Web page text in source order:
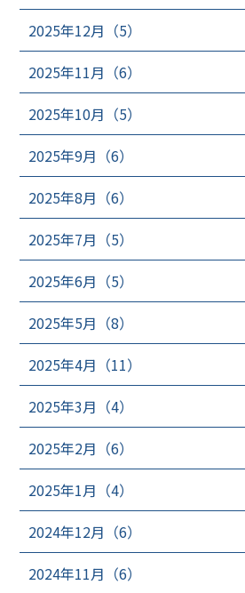
2025年12月（5）
2025年11月（6）
2025年10月（5）
2025年9月（6）
2025年8月（6）
2025年7月（5）
2025年6月（5）
2025年5月（8）
2025年4月（11）
2025年3月（4）
2025年2月（6）
2025年1月（4）
2024年12月（6）
2024年11月（6）